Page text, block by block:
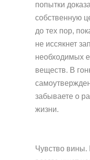
попытки
собственную
до тех пор,
не иссякнет
необходимых
веществ. В
забываете о
жизни.
Чувство вины.